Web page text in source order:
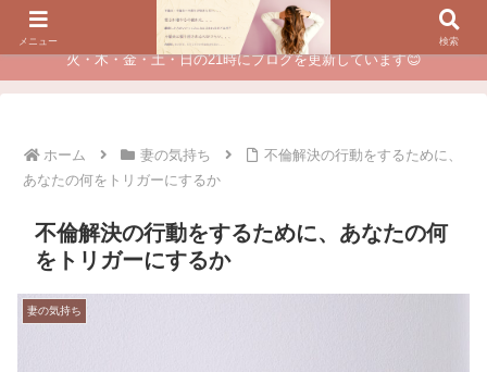
夫に不倫されたつらい経験が、あなたのチャンスに変わるカウンセリング
火・木・金・土・日の21時にブログを更新しています😊
ホーム 妻の気持ち
不倫解決の行動をするために、
あなたの何をトリガーにするか
不倫解決の行動をするために、あなたの何
をトリガーにするか
妻の気持ち
メニュー 検索